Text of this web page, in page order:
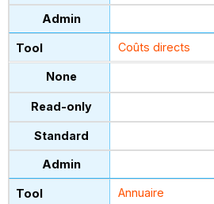
Coûts directs
Annuaire